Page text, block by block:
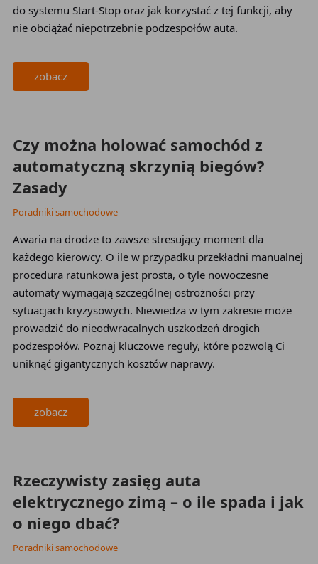
do systemu Start-Stop oraz jak korzystać z tej funkcji, aby
nie obciążać niepotrzebnie podzespołów auta.
zobacz
2026-05-20
Czy można holować samochód z
automatyczną skrzynią biegów?
Zasady
Poradniki samochodowe
Awaria na drodze to zawsze stresujący moment dla
każdego kierowcy. O ile w przypadku przekładni manualnej
procedura ratunkowa jest prosta, o tyle nowoczesne
automaty wymagają szczególnej ostrożności przy
sytuacjach kryzysowych. Niewiedza w tym zakresie może
prowadzić do nieodwracalnych uszkodzeń drogich
podzespołów. Poznaj kluczowe reguły, które pozwolą Ci
uniknąć gigantycznych kosztów naprawy.
zobacz
2026-05-19
Rzeczywisty zasięg auta
elektrycznego zimą – o ile spada i jak
o niego dbać?
Poradniki samochodowe